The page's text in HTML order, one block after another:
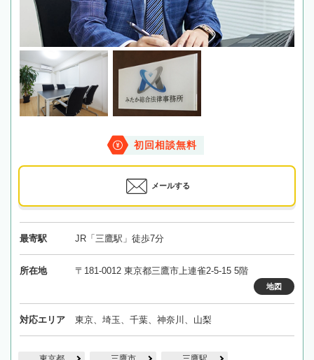
初回相談無料
メールする
最寄駅 JR「三鷹駅」徒歩7分
所在地 〒181-0012 東京都三鷹市上連雀2-5-15 5階
地図
対応エリア 東京、埼玉、千葉、神奈川、山梨